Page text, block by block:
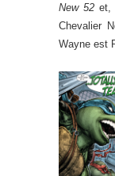
New 52 et,
Chevalier
Wayne est